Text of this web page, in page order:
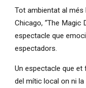
Tot ambientat al més
Chicago, “The Magic
espectacle que
espectadors.
Un espectacle que
del mític local on ni